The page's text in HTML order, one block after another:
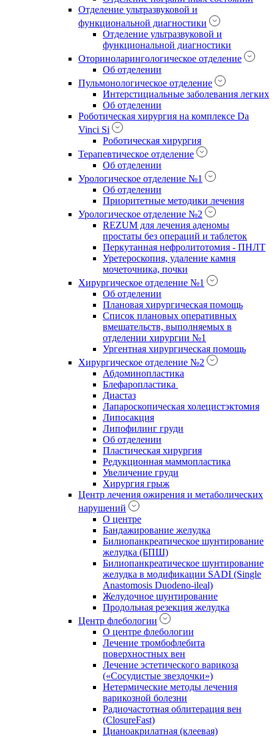
Отделение ультразвуковой и
функциональной диагностики
Отделение ультразвуковой и
функциональной диагностики
Оториноларингологическое отделение
Об отделении
Пульмонологическое отделение
Интерстициальные заболевания легких
Об отделении
Роботическая хирургия на комплексе Da
Vinci Si
Роботическая хирургия
Терапевтическое отделение
Об отделении
Урологическое отделение №1
Об отделении
Приоритетные методики лечения
Урологическое отделение №2
REZUM для лечения аденомы
простаты без операций и таблеток
Перкутанная нефролитотомия - ПНЛТ
Уретероскопия, удаление камня
мочеточника, почки
Хирургическое отделение №1
Об отделении
Плановая хирургическая помощь
Список плановых оперативных
вмешательств, выполняемых в
отделении хирургии №1
Ургентная хирургическая помощь
Хирургическое отделение №2
Абдоминопластика
Блефаропластика
Диастаз
Лапароскопическая холецистэктомия
Липосакция
Липофилинг груди
Об отделении
Пластическая хирургия
Редукционная маммопластика
Увеличение груди
Хирургия грыж
Центр лечения ожирения и метаболических
нарушений
О центре
Бандажирование желудка
Билиопанкреатическое шунтирование
желудка (БПШ)
Билиопанкреатическое шунтирование
желудка в модификации SADI (Single
Anastomosis Duodeno-ileal)
Желудочное шунтирование
Продольная резекция желудка
Центр флебологии
О центре флебологии
Лечение тромбофлебита
поверхностных вен
Лечение эстетического варикоза
(«Сосудистые звездочки»)
Нетермические методы лечения
варикозной болезни
Радиочастотная облитерация вен
(ClosureFast)
Цианоакрилатная (клеевая)